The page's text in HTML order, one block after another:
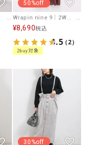
50%off
Wrapin nine 9｜2WAYピンタックパネルワンピース [[266VU0052]][F]
¥8,690税込
4.5（2）
2buy対象
30%off